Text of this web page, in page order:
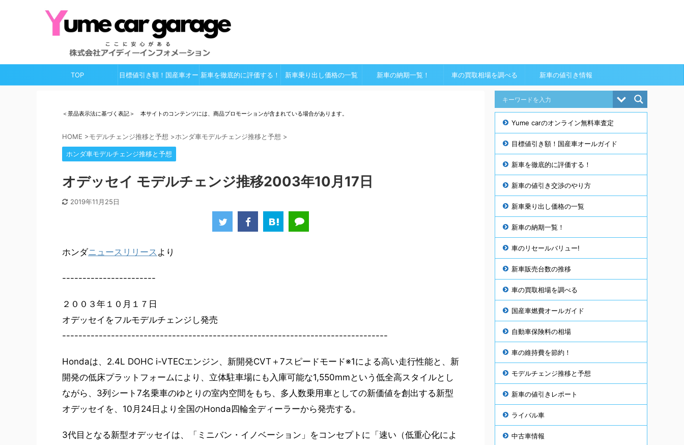
TOP 目標値引き額！国産車オー 新車を徹底的に評価する！ 新車乗り出し価格の一覧 新車の納期一覧！ 車の買取相場を調べる 新車の値引き情報
＜景品表示法に基づく表記＞ 本サイトのコンテンツには、商品プロモーションが含まれている場合があります。
HOME >モデルチェンジ推移と予想 >ホンダ車モデルチェンジ推移と予想 >
ホンダ車モデルチェンジ推移と予想
オデッセイ モデルチェンジ推移2003年10月17日
2019年11月25日
ホンダニュースリリース より
-----------------------
２００３年１０月１７日
オデッセイをフルモデルチェンジし発売
--------------------------------------------------------------------------------
Hondaは、2.4L DOHC i-VTECエンジン、新開発CVT＋7スピードモード※1による高い走行性能と、新
開発の低床プラットフォームにより、立体駐車場にも入庫可能な1,550mmという低全高スタイルとし
ながら、3列シート7名乗車のゆとりの室内空間をもち、多人数乗用車としての新価値を創出する新型
オデッセイを、10月24日より全国のHonda四輪全ディーラーから発売する。
3代目となる新型オデッセイは、「ミニバン・イノベーション」をコンセプトに「速い（低重心化によ
Yume carのオンライン無料車査定
目標値引き額！国産車オールガイド
新車を徹底的に評価する！
新車の値引き交渉のやり方
新車乗り出し価格の一覧
新車の納期一覧！
車のリセールバリュー!
新車販売台数の推移
車の買取相場を調べる
国産車燃費オールガイド
自動車保険料の相場
車の維持費を節約！
モデルチェンジ推移と予想
新車の値引きレポート
ライバル車
中古車情報